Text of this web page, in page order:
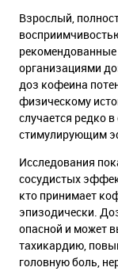
Взрослый,
организациями
доз кофеина
физическому
случается редко
стимулирующим
Исследования
сосудистых
кто принимает
эпизодически.
опасной и может
тахикардию,
головную боль,